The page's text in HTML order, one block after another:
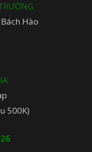
Hào
500K)